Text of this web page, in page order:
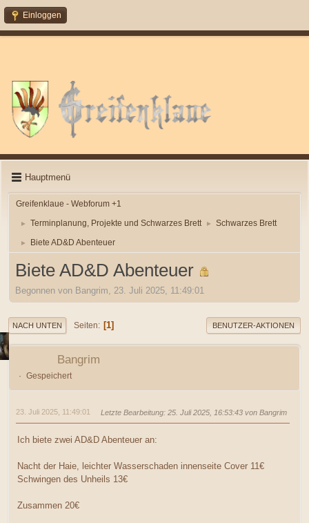
Einloggen
Hauptmenü
Greifenklaue - Webforum +1
► Terminplanung, Projekte und Schwarzes Brett ► Schwarzes Brett
► Biete AD&D Abenteuer
Biete AD&D Abenteuer
Begonnen von Bangrim, 23. Juli 2025, 11:49:01
NACH UNTEN Seiten 1 BENUTZER-AKTIONEN
Bangrim
Gespeichert
23. Juli 2025, 11:49:01 Letzte Bearbeitung: 25. Juli 2025, 16:53:43 von Bangrim
Ich biete zwei AD&D Abenteuer an:
Nacht der Haie, leichter Wasserschaden innenseite Cover 11€
Schwingen des Unheils 13€
Zusammen 20€